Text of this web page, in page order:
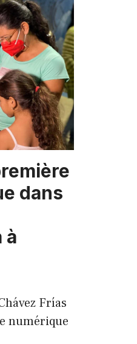
dans
à
Frías
numérique